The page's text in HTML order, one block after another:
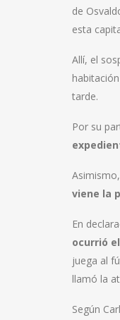
de
esta
Allí, el
tarde.
Por su
viene la
En
ocurrió
juega al
llamó la
Según